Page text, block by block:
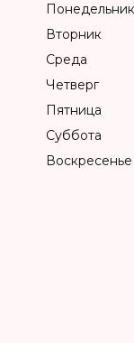
Понедельник
Вторник
Среда
Четверг
Пятница
Суббота
Воскресенье